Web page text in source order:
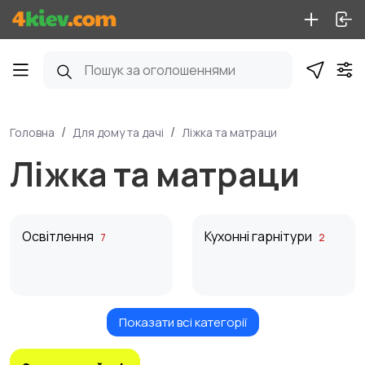
Головна Для дому та дачі Ліжка та матраци
Ліжка та матраци
Освітлення 7 Кухонні гарнітури 2
Ліжка та матраци 3 Дивани та крісла
Показати всі категорії